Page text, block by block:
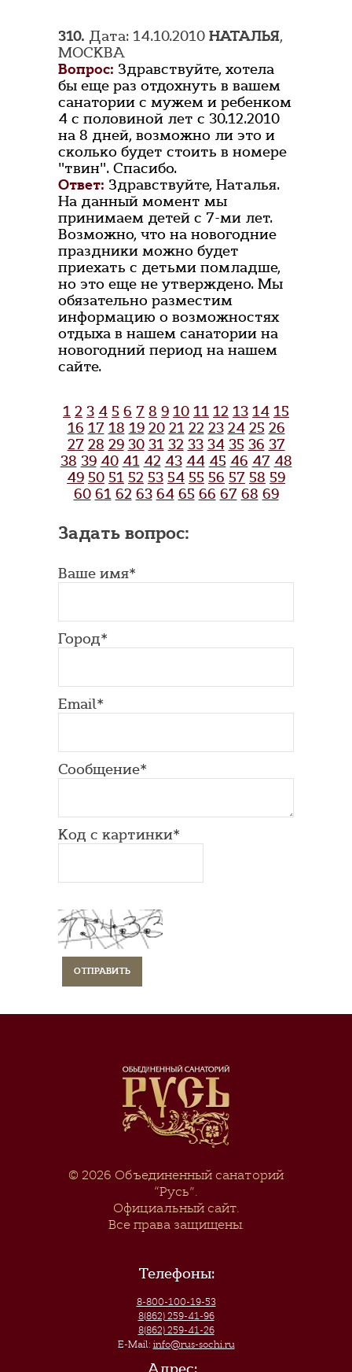
310. Дата: 14.10.2010 НАТАЛЬЯ,
МОСКВА
Вопрос: Здравствуйте, хотела
бы еще раз отдохнуть в вашем
санатории с мужем и ребенком
4 с половиной лет с 30.12.2010
на 8 дней, возможно ли это и
сколько будет стоить в номере
"твин". Спасибо.
Ответ: Здравствуйте, Наталья.
На данный момент мы
принимаем детей с 7-ми лет.
Возможно, что на новогодние
праздники можно будет
приехать с детьми помладше,
но это еще не утверждено. Мы
обязательно разместим
информацию о возможностях
отдыха в нашем санатории на
новогодний период на нашем
сайте.
1 2 3 4 5 6 7 8 9 10 11 12 13 14 15
16 17 18 19 20 21 22 23 24 25 26
27 28 29 30 31 32 33 34 35 36 37
38 39 40 41 42 43 44 45 46 47 48
49 50 51 52 53 54 55 56 57 58 59
60 61 62 63 64 65 66 67 68 69
Задать вопрос:
Ваше имя*
Город*
Email*
Сообщение*
Код с картинки*
© 2026 Объединенный санаторий
“Русь”.
Официальный сайт.
Все права защищены.
Телефоны:
8-800-100-19-53
8(862) 259-41-96
8(862) 259-41-26
E-Mail: info@rus-sochi.ru